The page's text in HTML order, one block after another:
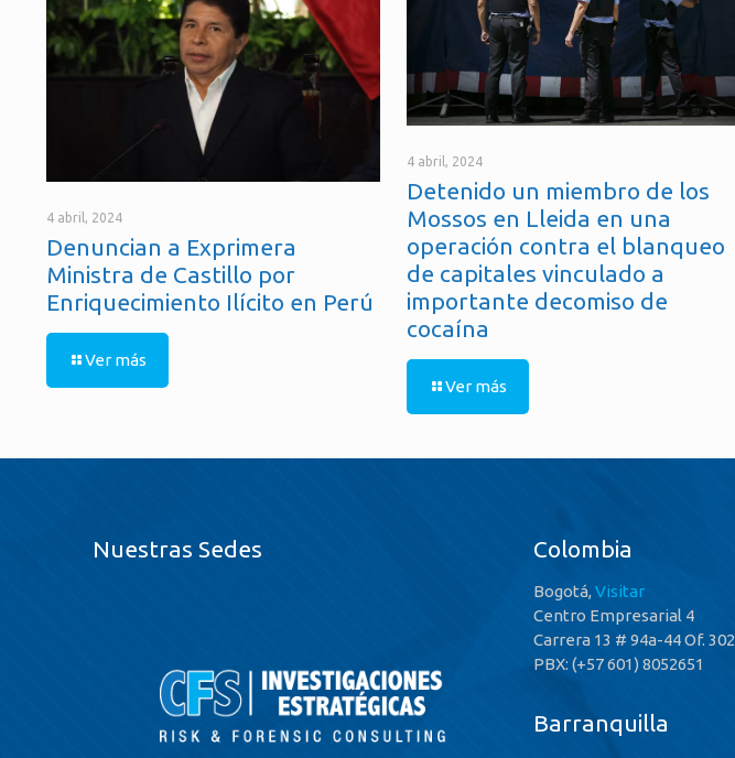
4 abril, 2024
Denuncian a Exprimera
Ministra de Castillo por
Enriquecimiento Ilícito en Perú
Ver más
4 abril, 2024
Detenido un miembro de los
Mossos en Lleida en una
operación contra el blanqueo
de capitales vinculado a
importante decomiso de
cocaína
Ver más
Nuestras Sedes Colombia
Bogotá,Visitar
Centro Empresarial 4
Carrera 13 # 94a-44 Of. 302
PBX: (+57 601) 8052651
Barranquilla